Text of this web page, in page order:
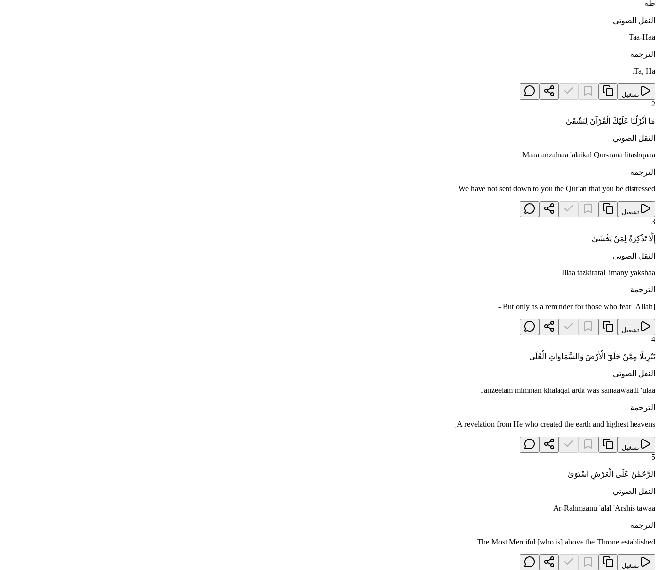
طه
النقل الصوتي
Taa-Haa
الترجمة
Ta, Ha.
تشغيل
2
مَا أَنْزَلْنَا عَلَيْكَ الْقُرْآنَ لِتَشْقَىٰ
النقل الصوتي
Maaa anzalnaa 'alaikal Qur-aana litashqaaa
الترجمة
We have not sent down to you the Qur'an that you be distressed
تشغيل
3
إِلَّا تَذْكِرَةً لِمَنْ يَخْشَىٰ
النقل الصوتي
Illaa tazkiratal limany yakshaa
الترجمة
But only as a reminder for those who fear [Allah] -
تشغيل
4
تَنْزِيلًا مِمَّنْ خَلَقَ الْأَرْضَ وَالسَّمَاوَاتِ الْعُلَى
النقل الصوتي
Tanzeelam mimman khalaqal arda was samaawaatil 'ulaa
الترجمة
A revelation from He who created the earth and highest heavens,
تشغيل
5
الرَّحْمَٰنُ عَلَى الْعَرْشِ اسْتَوَىٰ
النقل الصوتي
Ar-Rahmaanu 'alal 'Arshis tawaa
الترجمة
The Most Merciful [who is] above the Throne established.
تشغيل